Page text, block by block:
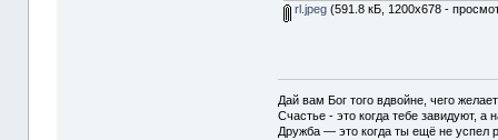
rl.jpeg (591.8 кБ, 1200x678 -
Дай вам Бог того вдвойне, чего
Счастье - это когда тебе завидуют, а
Дружба — это когда ты ещё не успел